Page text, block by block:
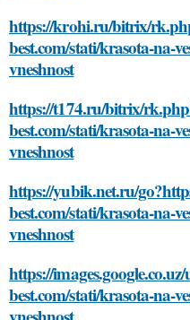
https://krohi.ru/bitrix/
best.com/stati/krasota-na-
vneshnost
https://t174.ru/bitrix/
best.com/stati/krasota-na-
vneshnost
https://yubik.net.ru/
best.com/stati/krasota-na-
vneshnost
https://
best.com/stati/krasota-na-